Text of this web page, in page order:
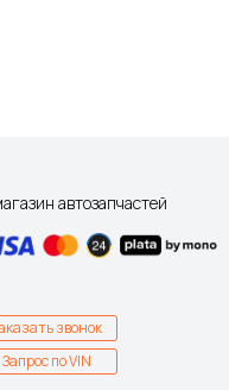
автозапчастей
звонок
Запрос по VIN